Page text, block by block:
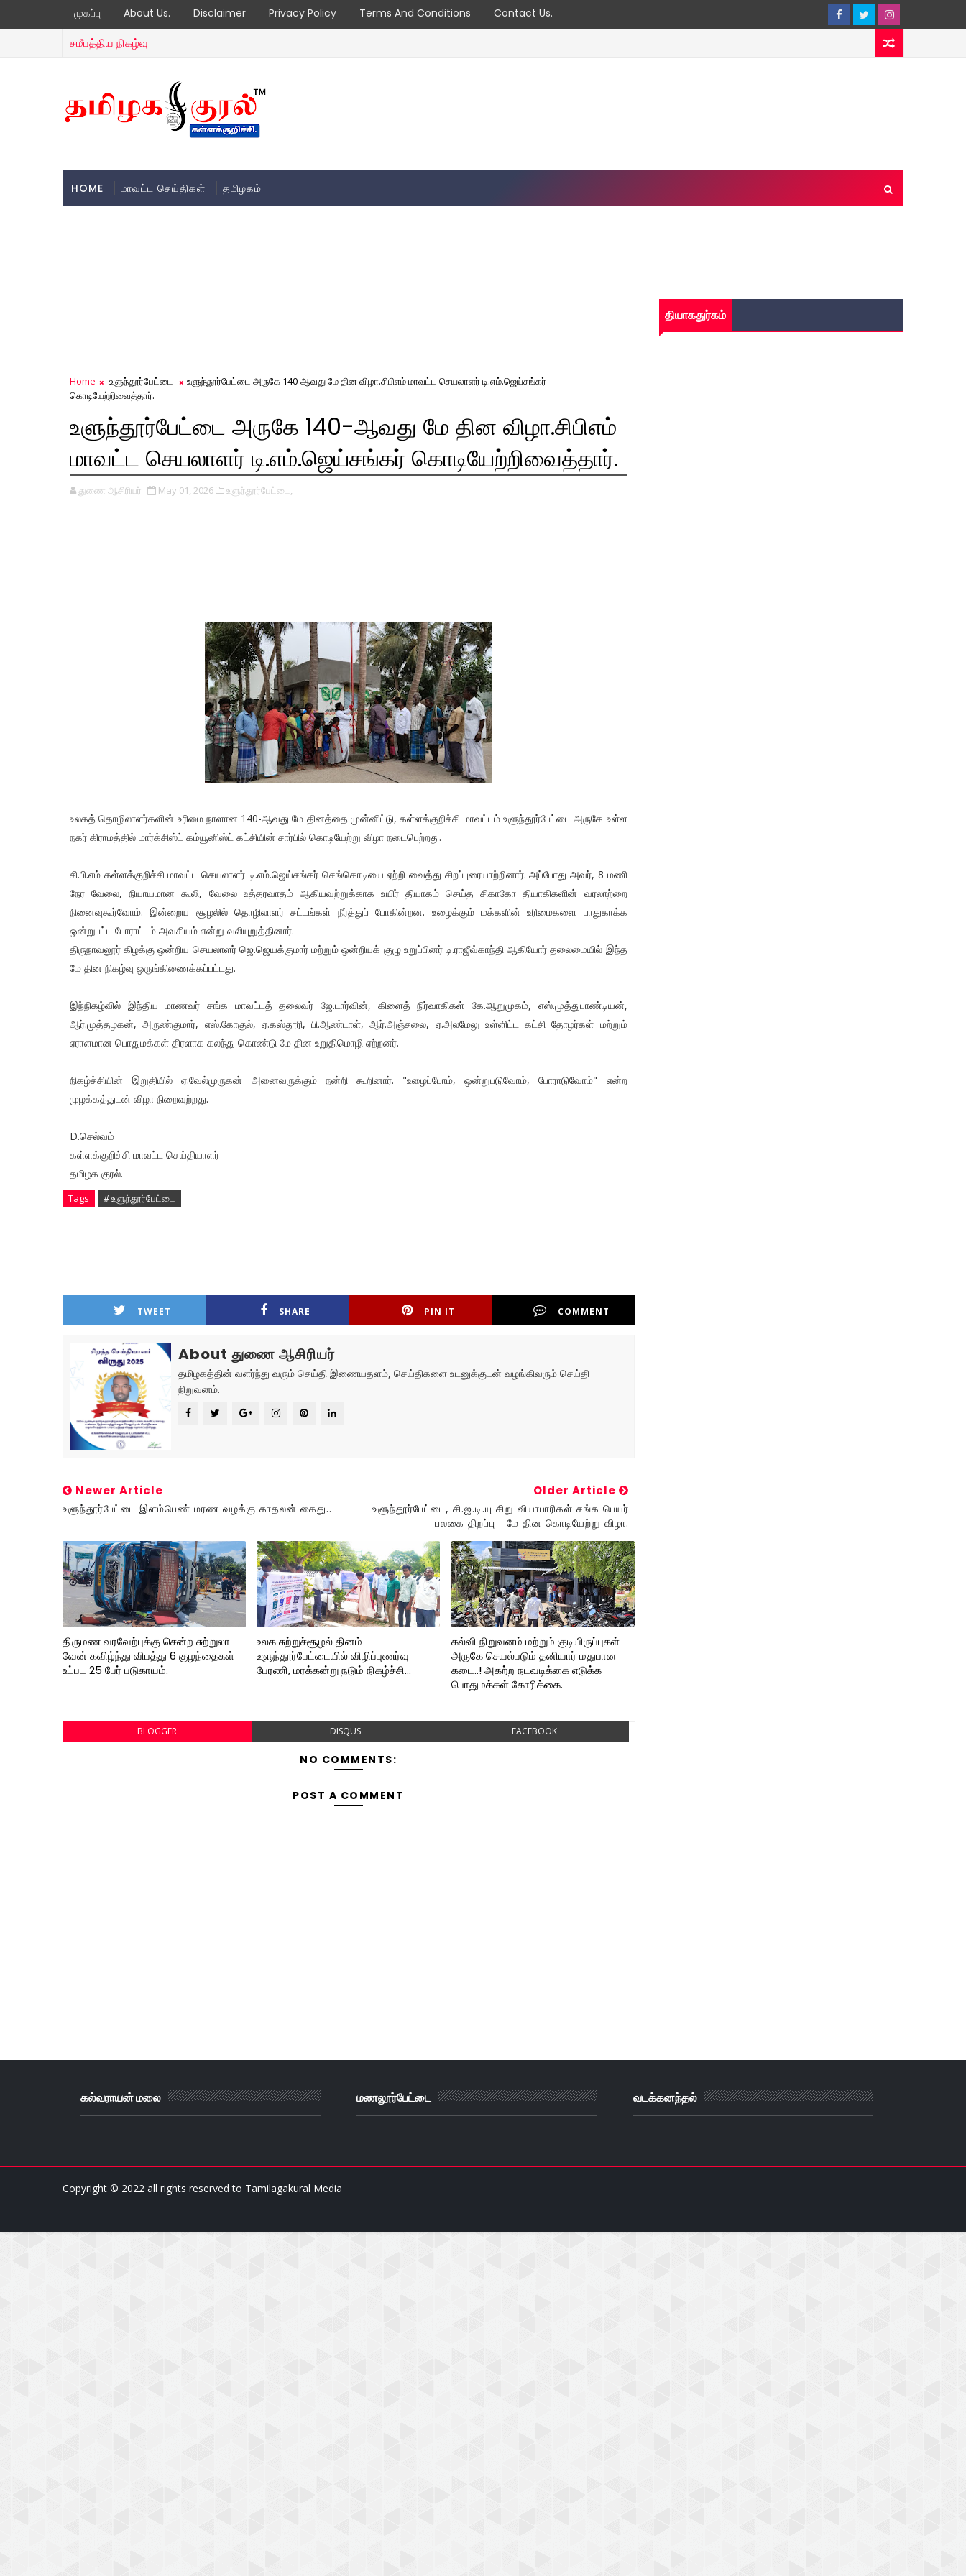
முகப்பு About Us. Disclaimer Privacy Policy Terms And Conditions Contact Us.
சமீபத்திய நிகழ்வு
HOME மாவட்ட செய்திகள் தமிழகம்
Home உளுந்தூர்பேட்டை
உளுந்தூர்பேட்டை அருகே 140-ஆவது மே தின விழா.சிபிஎம் மாவட்ட செயலாளர் டி.எம்.ஜெய்சங்கர்
கொடியேற்றிவைத்தார்.
உளுந்தூர்பேட்டை அருகே 140-ஆவது மே தின விழா.சிபிஎம்
மாவட்ட செயலாளர் டி.எம்.ஜெய்சங்கர் கொடியேற்றிவைத்தார்.
துணை ஆசிரியர் May 01, 2026 உளுந்தூர்பேட்டை,
உலகத் தொழிலாளர்களின் உரிமை நாளான 140-ஆவது மே தினத்தை முன்னிட்டு, கள்ளக்குறிச்சி மாவட்டம் உளுந்தூர்பேட்டை அருகே உள்ள
நகர் கிராமத்தில் மார்க்சிஸ்ட் கம்யூனிஸ்ட் கட்சியின் சார்பில் கொடியேற்று விழா நடைபெற்றது.
சி.பி.எம் கள்ளக்குறிச்சி மாவட்ட செயலாளர் டி.எம்.ஜெய்சங்கர் செங்கொடியை ஏற்றி வைத்து சிறப்புரையாற்றினார். அப்போது அவர், 8 மணி
நேர வேலை, நியாயமான கூலி, வேலை உத்தரவாதம் ஆகியவற்றுக்காக உயிர் தியாகம் செய்த சிகாகோ தியாகிகளின் வரலாற்றை
நினைவுகூர்வோம். இன்றைய சூழலில் தொழிலாளர் சட்டங்கள் நீர்த்துப் போகின்றன. உழைக்கும் மக்களின் உரிமைகளை பாதுகாக்க
ஒன்றுபட்ட போராட்டம் அவசியம் என்று வலியுறுத்தினார்.
திருநாவலூர் கிழக்கு ஒன்றிய செயலாளர் ஜெ.ஜெயக்குமார் மற்றும் ஒன்றியக் குழு உறுப்பினர் டி.ராஜீவ்காந்தி ஆகியோர் தலைமையில் இந்த
மே தின நிகழ்வு ஒருங்கிணைக்கப்பட்டது.
இந்நிகழ்வில் இந்திய மாணவர் சங்க மாவட்டத் தலைவர் ஜே.டார்வின், கிளைத் நிர்வாகிகள் கே.ஆறுமுகம், எஸ்.முத்துபாண்டியன்,
ஆர்.முத்தழகன், அருண்குமார், எஸ்.கோகுல், ஏ.கஸ்தூரி, பி.ஆண்டாள், ஆர்.அஞ்சலை, ஏ.அலமேலு உள்ளிட்ட கட்சி தோழர்கள் மற்றும்
ஏராளமான பொதுமக்கள் திரளாக கலந்து கொண்டு மே தின உறுதிமொழி ஏற்றனர்.
நிகழ்ச்சியின் இறுதியில் ஏ.வேல்முருகன் அனைவருக்கும் நன்றி கூறினார். "உழைப்போம், ஒன்றுபடுவோம், போராடுவோம்" என்ற
முழக்கத்துடன் விழா நிறைவுற்றது.
D.செல்வம்
கள்ளக்குறிச்சி மாவட்ட செய்தியாளர்
தமிழக குரல்.
Tags # உளுந்தூர்பேட்டை
TWEET SHARE PIN IT COMMENT
About துணை ஆசிரியர்
தமிழகத்தின் வளர்ந்து வரும் செய்தி இணையதளம், செய்திகளை உடனுக்குடன் வழங்கிவரும் செய்தி
நிறுவனம்.
Newer Article
உளுந்தூர்பேட்டை இளம்பெண் மரண வழக்கு காதலன் கைது..
Older Article
உளுந்தூர்பேட்டை, சி.ஐ.டி.யு சிறு வியாபாரிகள் சங்க பெயர்
பலகை திறப்பு - மே தின கொடியேற்று விழா.
திருமண வரவேற்புக்கு சென்ற சுற்றுலா
வேன் கவிழ்ந்து விபத்து 6 குழந்தைகள்
உட்பட 25 பேர் படுகாயம்.
உலக சுற்றுச்சூழல் தினம்
உளுந்தூர்பேட்டையில் விழிப்புணர்வு
பேரணி, மரக்கன்று நடும் நிகழ்ச்சி...
கல்வி நிறுவனம் மற்றும் குடியிருப்புகள்
அருகே செயல்படும் தனியார் மதுபான
கடை..! அகற்ற நடவடிக்கை எடுக்க
பொதுமக்கள் கோரிக்கை.
BLOGGER DISQUS FACEBOOK
NO COMMENTS:
POST A COMMENT
தியாகதுர்கம்
கல்வராயன் மலை மணலூர்பேட்டை வடக்கனந்தல்
Copyright © 2022 all rights reserved to Tamilagakural Media